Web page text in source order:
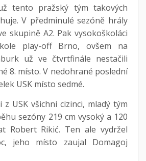
tento pražský tým takových
V předminulé sezóně hrály
skupině A2. Pak vysokoškoláci
play-off Brno, ovšem na
už ve čtvrtfinále nestačili
8. místo. V nedohrané poslední
USK místo sedmé.
z USK všichni cizinci, mladý tým
sezóny 219 cm vysoký a 120
Robert Rikić. Ten ale vydržel
jeho místo zaujal Domagoj